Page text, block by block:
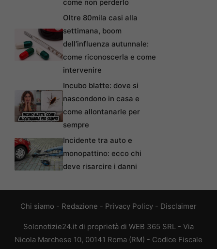
come non perderlo
Oltre 80mila casi alla
settimana, boom
dell’influenza autunnale:
come riconoscerla e come
intervenire
Incubo blatte: dove si
nascondono in casa e
come allontanarle per
sempre
Incidente tra auto e
monopattino: ecco chi
deve risarcire i danni
Chi siamo - Redazione - Privacy Policy - Disclaimer
Solonotizie24.it di proprietà di WEB 365 SRL - Via
Nicola Marchese 10, 00141 Roma (RM) - Codice Fiscale